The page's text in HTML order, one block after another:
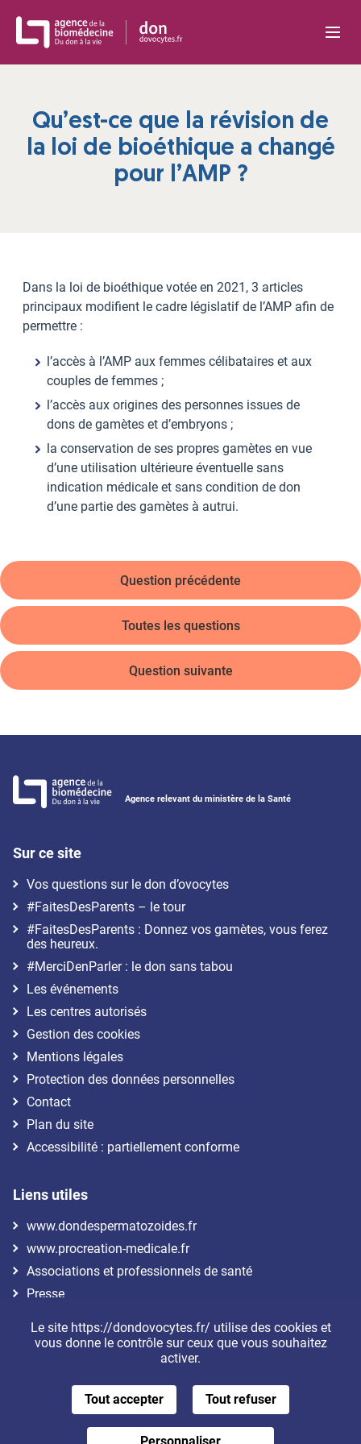
Le site https://dondovocytes.fr/ utilise des cookies et
vous donne le contrôle sur ceux que vous souhaitez
activer.
Tout accepter Tout refuser
Qu’est-ce que la révision de
la loi de bioéthique a changé
pour l’AMP ?
Dans la loi de bioéthique votée en 2021, 3 articles
principaux modifient le cadre législatif de l’AMP afin de
permettre :
l’accès à l’AMP aux femmes célibataires et aux
couples de femmes ;
l’accès aux origines des personnes issues de
dons de gamètes et d’embryons ;
la conservation de ses propres gamètes en vue
d’une utilisation ultérieure éventuelle sans
indication médicale et sans condition de don
d’une partie des gamètes à autrui.
Question précédente
Toutes les questions
Question suivante
Agence relevant du ministère de la Santé
Sur ce site
Vos questions sur le don d’ovocytes
#FaitesDesParents – le tour
#FaitesDesParents : Donnez vos gamètes, vous ferez
des heureux.
#MerciDenParler : le don sans tabou
Les événements
Les centres autorisés
Gestion des cookies
Mentions légales
Protection des données personnelles
Contact
Plan du site
Accessibilité : partiellement conforme
Liens utiles
www.dondespermatozoides.fr
www.procreation-medicale.fr
Associations et professionnels de santé
Presse
Nous suivre